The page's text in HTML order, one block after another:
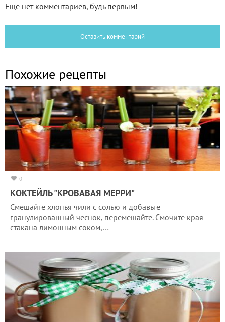
Еще нет комментариев, будь первым!
Оставить комментарий
Похожие рецепты
0
КОКТЕЙЛЬ "КРОВАВАЯ МЕРРИ"
Смешайте хлопья чили с солью и добавьте
гранулированный чеснок, перемешайте. Смочите края
стакана лимонным соком,…